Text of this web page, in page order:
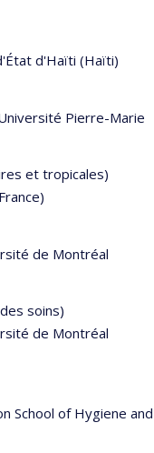
d'Haïti (Haïti)
Pierre-Marie
et tropicales)
de Montréal
soins)
de Montréal
School of Hygiene and